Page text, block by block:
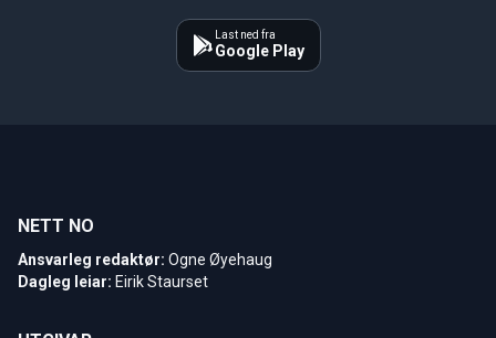
Last ned fra
Google Play
NETT NO
Ansvarleg redaktør: Ogne Øyehaug
Dagleg leiar: Eirik Staurset